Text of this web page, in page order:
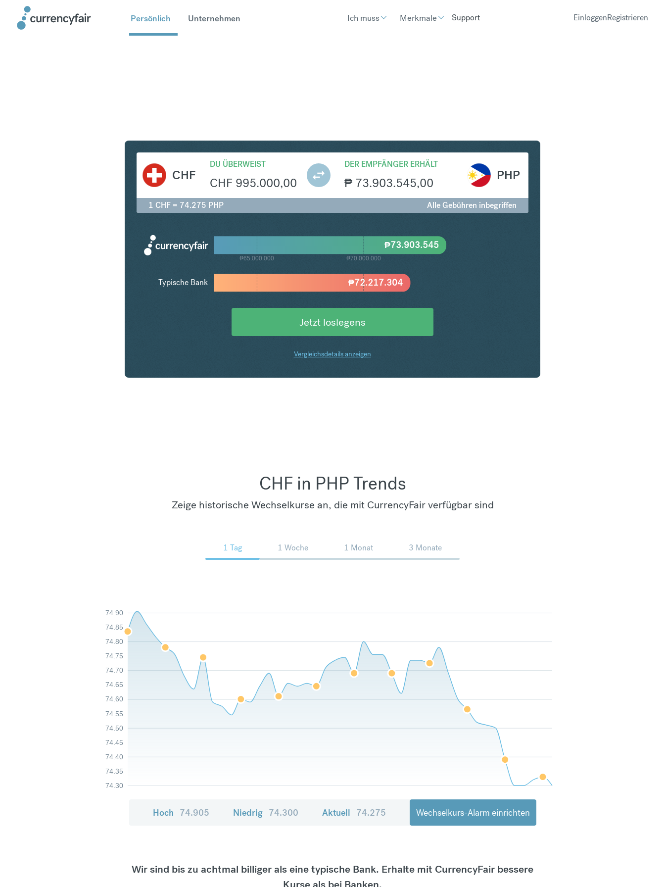
Persönlich Unternehmen Ich muss Merkmale Support EinloggenRegistrieren
CHF
DU ÜBERWEIST
CHF 995.000,00
DER EMPFÄNGER ERHÄLT
₱ 73.903.545,00
PHP
1 CHF = 74.275 PHP Alle Gebühren inbegriffen
₱65.000.000 ₱70.000.000
₱72.217.304
₱73.903.545
Typische Bank
Jetzt loslegens
Vergleichsdetails anzeigen
CHF in PHP Trends
Zeige historische Wechselkurse an, die mit CurrencyFair verfügbar sind
1 Tag 1 Woche 1 Monat 3 Monate
74.30
74.35
74.40
74.45
74.50
74.55
74.60
74.65
74.70
74.75
74.80
74.85
74.90
Hoch 74.905 Niedrig 74.300 Aktuell 74.275 Wechselkurs-Alarm einrichten
Wir sind bis zu achtmal billiger als eine typische Bank. Erhalte mit CurrencyFair bessere
Kurse als bei Banken.